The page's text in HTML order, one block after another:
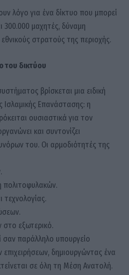
λόγο για ένα δίκτυο που μπορεί
300.000 μαχητές, δύναμη
στρατούς της περιοχής.
του δικτύου
βρίσκεται μια ειδική
Επανάστασης: η
ουσιαστικά για τον
και συντονίζει
του. Οι αρμοδιότητές της
πολιτοφυλακών.
στο εξωτερικό.
σαν παράλληλο υπουργείο
δημιουργώντας ένα
σε όλη τη Μέση Ανατολή.